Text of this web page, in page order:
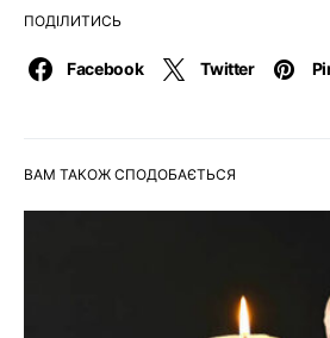
ПОДІЛИТИСЬ
Facebook Twitter
ВАМ ТАКОЖ СПОДОБАЄТЬСЯ